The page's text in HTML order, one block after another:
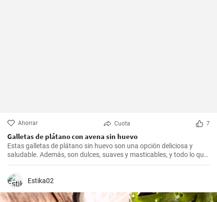
Ahorrar Cuota 7
Galletas de plátano con avena sin huevo
Estas galletas de plátano sin huevo son una opción deliciosa y
saludable. Además, son dulces, suaves y masticables, y todo lo que
necesitas es un plátano, avena y un toque de edulcorante.
Estika02